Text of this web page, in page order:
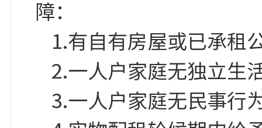
障：
1.有自有房屋或已承租
2.一人户家庭无独立生
3.一人户家庭无民事行